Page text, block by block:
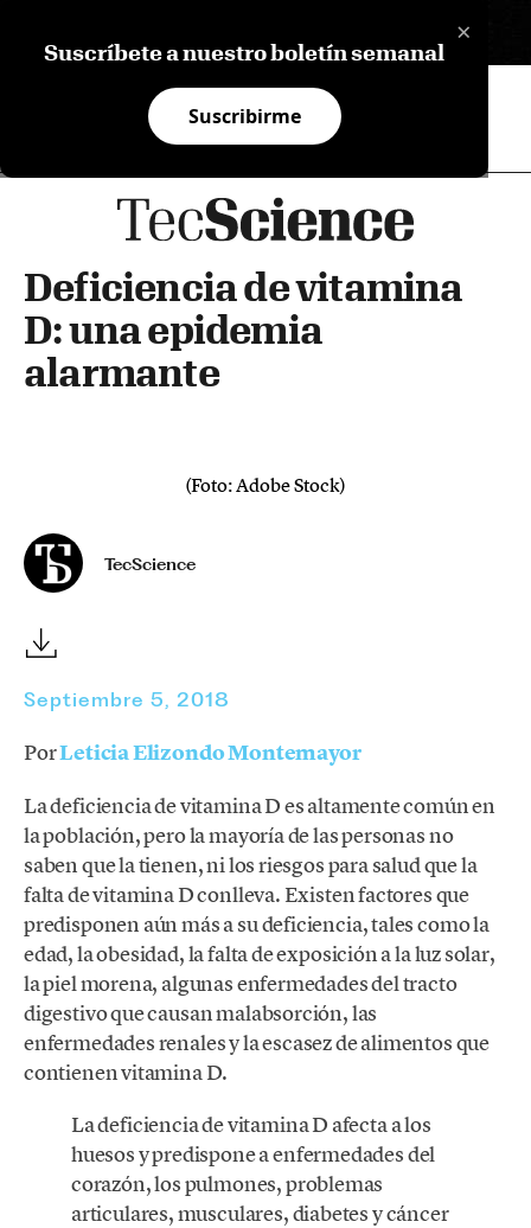
×
Suscríbete a nuestro boletín semanal
Suscribirme
Deficiencia de vitamina
D: una epidemia
alarmante
(Foto: Adobe Stock)
TecScience
Septiembre 5, 2018
PorLeticia Elizondo Montemayor
La deficiencia de vitamina D es altamente común en
la población, pero la mayoría de las personas no
saben que la tienen, ni los riesgos para salud que la
falta de vitamina D conlleva. Existen factores que
predisponen aún más a su deficiencia, tales como la
edad, la obesidad, la falta de exposición a la luz solar,
la piel morena, algunas enfermedades del tracto
digestivo que causan malabsorción, las
enfermedades renales y la escasez de alimentos que
contienen vitamina D.
La deficiencia de vitamina D afecta a los
huesos y predispone a enfermedades del
corazón, los pulmones, problemas
articulares, musculares, diabetes y cáncer